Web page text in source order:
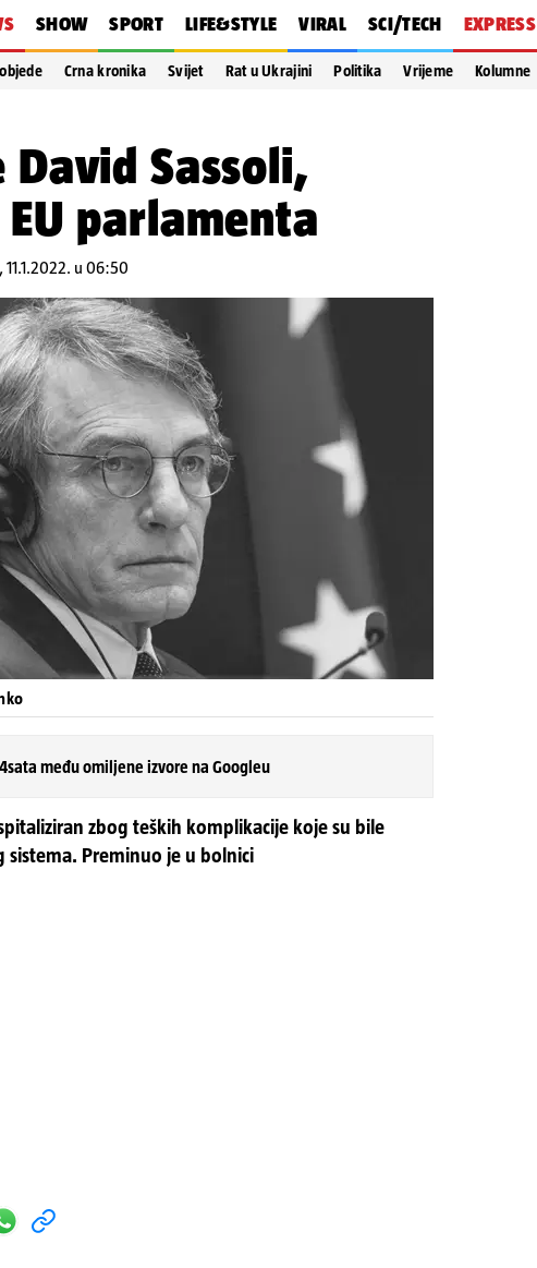
SHOW SPORT LIFE&STYLE VIRAL SCI/TECH EXPRESS
Crna kronika Svijet Rat u Ukrajini Politika Vrijeme Kolumne
Sassoli,
parlamenta
11.1.2022. u 06:50
među omiljene izvore na Googleu
zbog teških komplikacije koje su bile
sistema. Preminuo je u bolnici